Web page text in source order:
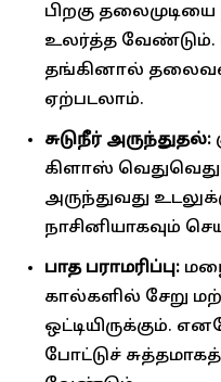
பிறகு
உலர்த்த வேண்டும்.
தங்கினால்
ஏற்படலாம்.
சுடுநீர் அருந்துதல்:
கிளாஸ்
அருந்துவது
நாசினியாகவும்
பாத பராமரிப்பு:
கால்களில் சேறு
ஒட்டியிருக்கும்.
போட்டுச்